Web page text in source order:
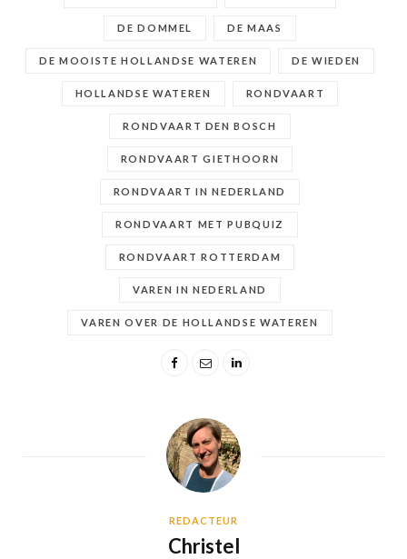
DE DOMMEL DE MAAS
DE MOOISTE HOLLANDSE WATEREN DE WIEDEN
HOLLANDSE WATEREN RONDVAART
RONDVAART DEN BOSCH
RONDVAART GIETHOORN
RONDVAART IN NEDERLAND
RONDVAART MET PUBQUIZ
RONDVAART ROTTERDAM
VAREN IN NEDERLAND
VAREN OVER DE HOLLANDSE WATEREN
REDACTEUR
Christel